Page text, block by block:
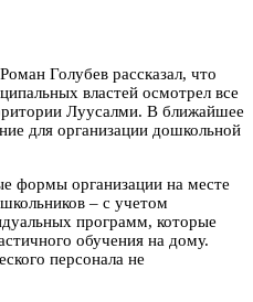
Голубев рассказал, что
властей осмотрел все
Луусалми. В ближайшее
для организации дошкольной
формы организации на месте
– с учетом
программ, которые
обучения на дому.
персонала не